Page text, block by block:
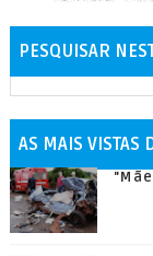
PESQUISAR
AS MAIS VISTAS